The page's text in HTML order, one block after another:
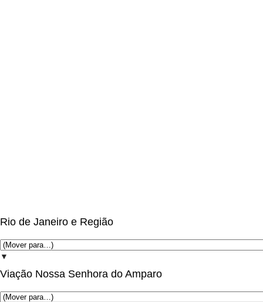
Rio de Janeiro e Região
▼
Viação Nossa Senhora do Amparo